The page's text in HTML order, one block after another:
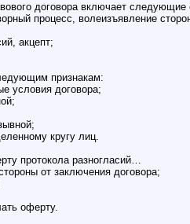
договора включает следующие
процесс, волеизъявление
акцепт;
признакам:
условия договора;
кругу лиц.
протокола разногласий…
от заключения договора;
оферту.